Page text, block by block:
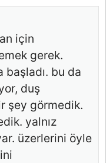
için
gerek.
başladı. bu da
duş
şey görmedik.
yalnız
üzerlerini öyle